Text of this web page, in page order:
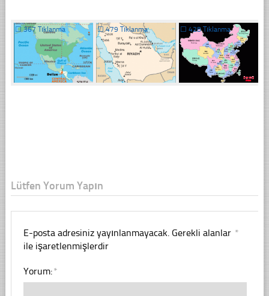
☐367 Tıklanma ☐479 Tıklanma ☐ 428 Tıklanma
Lütfen Yorum Yapın
E-posta adresiniz yayınlanmayacak. Gerekli alanlar *
ile işaretlenmişlerdir
Yorum:*